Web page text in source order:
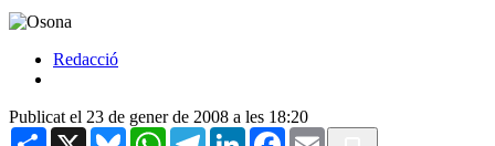
Redacció
Publicat el 23 de gener de 2008 a les 18:20
Share X BlueskyWhatsAppTelegramLinkedInFacebook
Email